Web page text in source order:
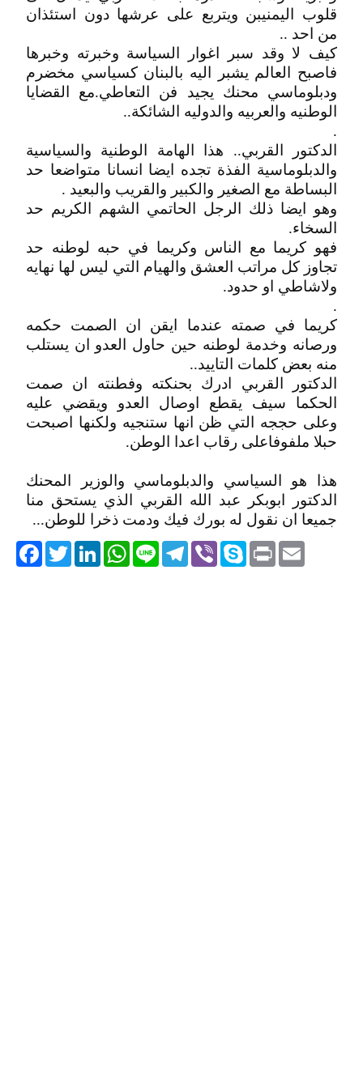
قلوب اليمنيبن ويتربع على عرشها دون استئذان
من احد ..
كيف لا وقد سبر اغوار السياسة وخبرته وخبرها
فاصبح العالم يشبر اليه بالبنان كسياسي مخضرم
ودبلوماسي محنك يجيد فن التعاطي.مع القضايا
الوطنيه والعربيه والدوليه الشائكة..
.
الدكتور القربي.. هذا الهامة الوطنية والسياسية
والدبلوماسية الفذة تجده ايضا انسانا متواضعا حد
البساطة مع الصغير والكبير والقريب والبعيد .
وهو ايضا ذلك الرجل الحاتمي الشهم الكريم حد
السخاء.
فهو كريما مع الناس وكريما في حبه لوطنه حد
تجاوز كل مراتب العشق والهيام التي ليس لها نهايه
ولاشاطي او حدود.
.
كريما في صمته عندما ايقن ان الصمت حكمه
ورصانه وخدمة لوطنه حين حاول العدو ان يستلب
منه بعض كلمات التاييد..
الدكتور القربي ادرك بحنكته وفطنته ان صمت
الحكما سيف يقطع اوصال العدو ويقضي عليه
وعلى حججه التي ظن انها ستنجيه ولكنها اصبحت
حبلا ملفوفاعلى رقاب اعدا الوطن.
هذا هو السياسي والدبلوماسي والوزير المحنك
الدكتور ابوبكر عبد الله القربي الذي يستحق منا
جميعا ان نقول له بورك فيك ودمت ذخرا للوطن...
TwitterLinkedIn
WhatsApp Line
Telegram ViberSkype PrintEmail